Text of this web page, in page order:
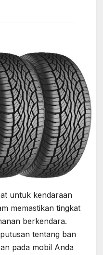
untuk kendaraan
memastikan tingkat
berkendara.
tentang ban
pada mobil Anda